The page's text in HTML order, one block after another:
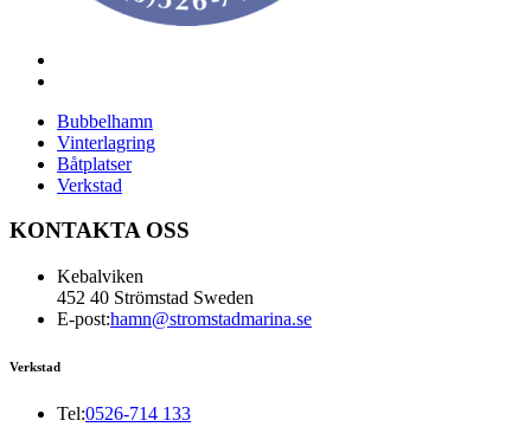
Bubbelhamn
Vinterlagring
Båtplatser
Verkstad
KONTAKTA OSS
Kebalviken
452 40 Strömstad Sweden
E-post:hamn@stromstadmarina.se
Verkstad
Tel:0526-714 133